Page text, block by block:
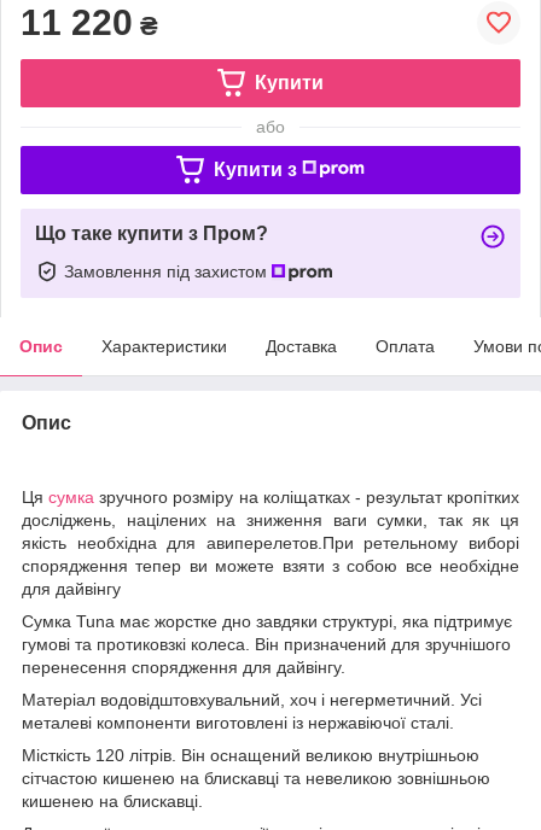
11 220 ₴
Купити
або
Купити з
Що таке купити з Пром?
Замовлення під захистом
Опис Характеристики Доставка Оплата Умови
Опис
Цясумка зручного розміру на коліщатках - результат кропітких
досліджень, націлених на зниження ваги сумки, так як ця
якість необхідна для авиперелетов.При ретельному виборі
спорядження тепер ви можете взяти з собою все необхідне
для дайвінгу
Сумка Tuna має жорстке дно завдяки структурі, яка підтримує
гумові та протиковзкі колеса. Він призначений для зручнішого
перенесення спорядження для дайвінгу.
Матеріал водовідштовхувальний, хоч і негерметичний. Усі
металеві компоненти виготовлені із нержавіючої сталі.
Місткість 120 літрів. Він оснащений великою внутрішньою
сітчастою кишенею на блискавці та невеликою зовнішньою
кишенею на блискавці.